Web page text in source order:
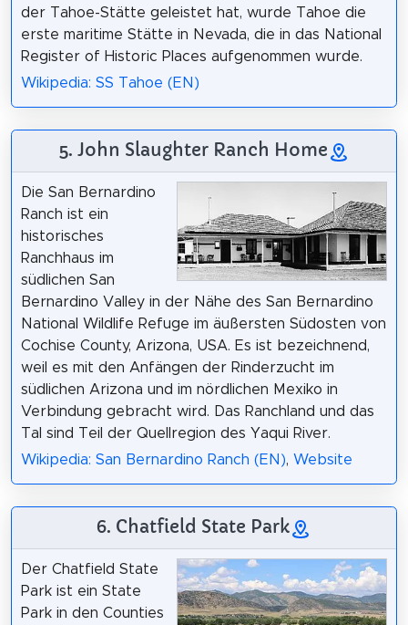
der Tahoe-Stätte geleistet hat, wurde Tahoe die
erste maritime Stätte in Nevada, die in das National
Register of Historic Places aufgenommen wurde.
Wikipedia: SS Tahoe (EN)
5. John Slaughter Ranch Home
Die San Bernardino
Ranch ist ein
historisches
Ranchhaus im
südlichen San
Bernardino Valley in der Nähe des San Bernardino
National Wildlife Refuge im äußersten Südosten von
Cochise County, Arizona, USA. Es ist bezeichnend,
weil es mit den Anfängen der Rinderzucht im
südlichen Arizona und im nördlichen Mexiko in
Verbindung gebracht wird. Das Ranchland und das
Tal sind Teil der Quellregion des Yaqui River.
Wikipedia: San Bernardino Ranch (EN), Website
6. Chatfield State Park
Der Chatfield State
Park ist ein State
Park in den Counties